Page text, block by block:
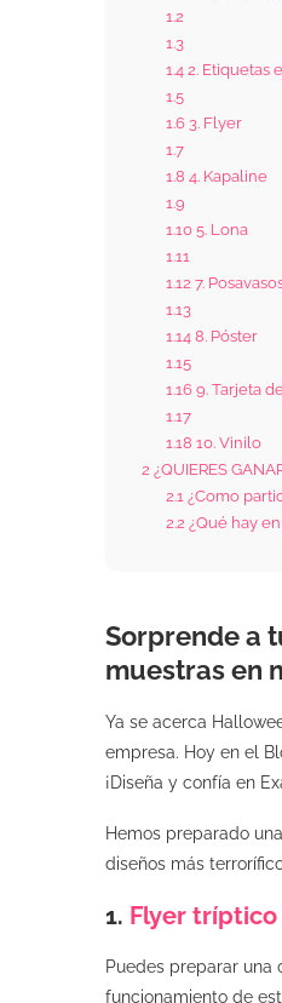
1.2
1.3
1.4 2. Etiquetas
1.5
1.63. Flyer
1.7
1.8 4. Kapaline
1.9
1.105. Lona
1.11
1.12 7.
1.13
1.14 8. Póster
1.15
1.169. Tarjeta
1.17
1.18 10. Vinilo
2 ¿QUIERES
2.1 ¿Como
2.2 ¿Qué hay
Sorprende a
muestras en
Ya se acerca
empresa. Hoy en el
¡Diseña y confía en
Hemos preparado
diseños más
1. Flyer tríptico
Puedes preparar
funcionamiento de